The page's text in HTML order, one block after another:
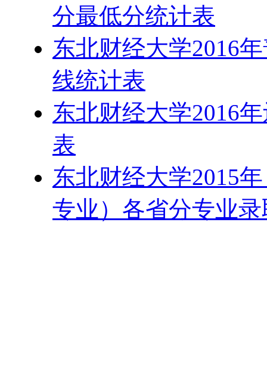
分最低分统计表
东北财经大学2016
线统计表
东北财经大学2016
表
东北财经大学2015
专业）各省分专业